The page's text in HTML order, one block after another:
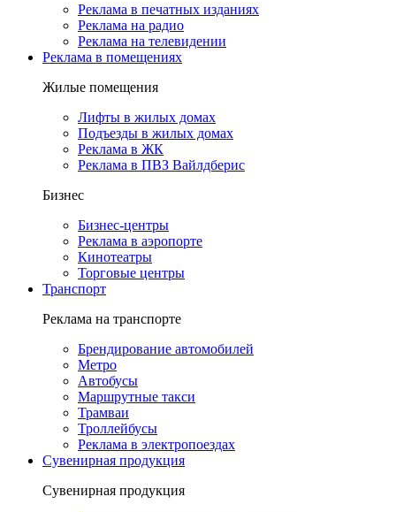
Реклама в печатных изданиях
Реклама на радио
Реклама на телевидении
Реклама в помещениях
Жилые помещения
Лифты в жилых домах
Подъезды в жилых домах
Реклама в ЖК
Реклама в ПВЗ Вайлдберис
Бизнес
Бизнес-центры
Реклама в аэропорте
Кинотеатры
Торговые центры
Транспорт
Реклама на транспорте
Брендирование автомобилей
Метро
Автобусы
Маршрутные такси
Трамваи
Троллейбусы
Реклама в электропоездах
Сувенирная продукция
Сувенирная продукция